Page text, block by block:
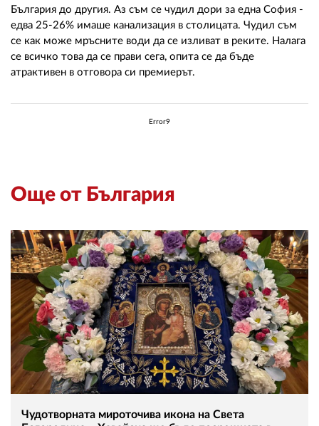
България до другия. Аз съм се чудил дори за една София -
едва 25-26% имаше канализация в столицата. Чудил съм
се как може мръсните води да се изливат в реките. Налага
се всичко това да се прави сега, опита се да бъде
атрактивен в отговора си премиерът.
Error9
Още от България
Чудотворната мироточива икона на Света